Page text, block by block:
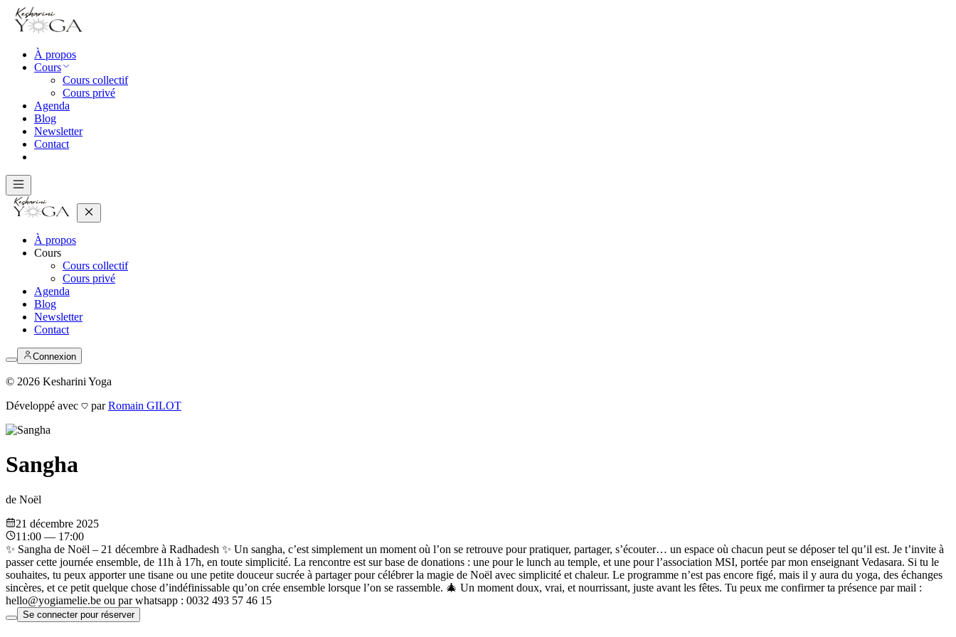
À propos
Cours
Cours collectif
Cours privé
Agenda
Blog
Newsletter
Contact
À propos
Cours
Cours collectif
Cours privé
Agenda
Blog
Newsletter
Contact
Connexion
© 2026 Kesharini Yoga
Développé avec
par Romain GILOT
Sangha
de Noël
21 décembre 2025
11:00 — 17:00
✨ Sangha de Noël – 21 décembre à Radhadesh ✨ Un sangha, c’est simplement un moment où l’on se retrouve pour pratiquer, partager, s’écouter… un espace où chacun peut se déposer tel qu’il est. Je t’invite à
passer cette journée ensemble, de 11h à 17h, en toute simplicité. La rencontre est sur base de donations : une pour le lunch au temple, et une pour l’association MSI, portée par mon enseignant Vedasara. Si tu le
souhaites, tu peux apporter une tisane ou une petite douceur sucrée à partager pour célébrer la magie de Noël avec simplicité et chaleur. Le programme n’est pas encore figé, mais il y aura du yoga, des échanges
sincères, et ce petit quelque chose d’indéfinissable qu’on crée ensemble lorsque l’on se rassemble. 🎄 Un moment doux, vrai, et nourrissant, juste avant les fêtes. Tu peux me confirmer ta présence par mail :
hello@yogiamelie.be ou par whatsapp : 0032 493 57 46 15
Se connecter pour réserver